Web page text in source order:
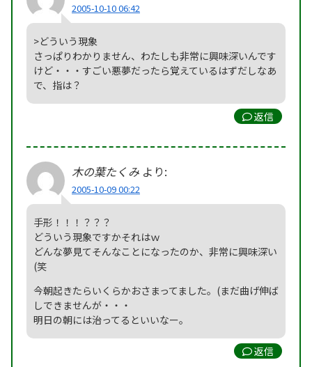
2005-10-10 06:42
>どういう現象
さっぱりわかりません、わたしも非常に興味深いんです
けど・・・すごい悪夢だったら覚えているはずだしなあ
で、指は？
返信
木の葉たくみ より:
2005-10-09 00:22
手形！！！？？？
どういう現象ですかそれはｗ
どんな夢見てそんなことになったのか、非常に興味深い
(笑
今朝起きたらいくらかおさまってました。(まだ曲げ伸ば
しできませんが・・・
明日の朝には治ってるといいなー。
返信